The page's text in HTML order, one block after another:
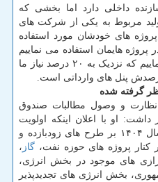
داخلی دارد اما بخشی که
مربوط به یکی از شرکت های
های خودشان مورد استفاده
هایمان استفاده می نماییم
بخش کوچکی تولید استفاده می نماییم که نزدیک به ۲۰ درصد نیاز ما
و وصول مطالبات صندوق
او با اعلان اینکه اولویت
و
پروژه های حوزه نفت، گاز ،
های موجود در بخش انرژی،
بخش انرژی های تجدیدپذیر